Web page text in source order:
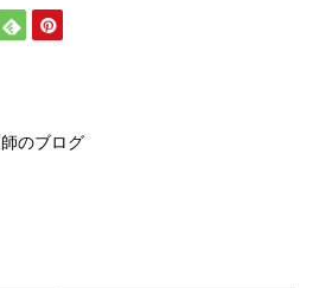
のブログ